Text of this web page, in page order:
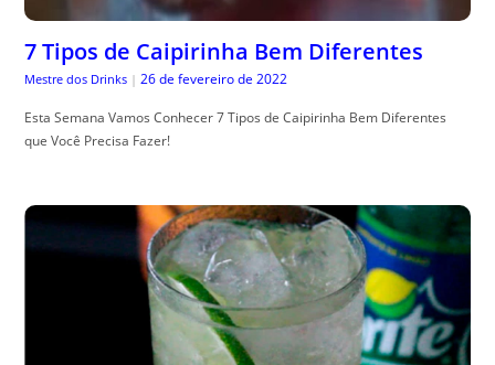
7 Tipos de Caipirinha Bem Diferentes
Mestre dos Drinks | 26 de fevereiro de 2022
Esta Semana Vamos Conhecer 7 Tipos de Caipirinha Bem Diferentes
que Você Precisa Fazer!